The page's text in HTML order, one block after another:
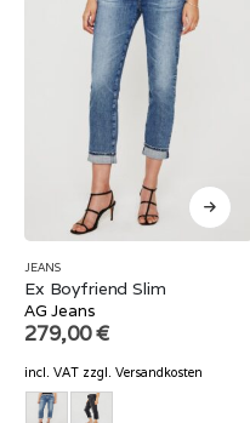
JEANS
Ex Boyfriend Slim
AG Jeans
279,00€
incl. VAT zzgl. Versandkosten